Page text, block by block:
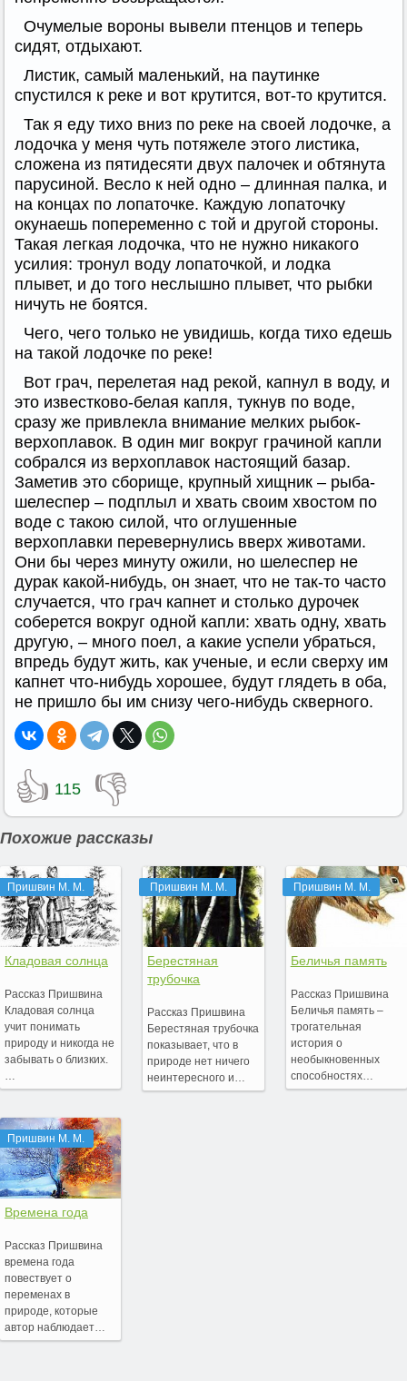
Очумелые вороны вывели птенцов и теперь
сидят, отдыхают.
Листик, самый маленький, на паутинке
спустился к реке и вот крутится, вот-то крутится.
Так я еду тихо вниз по реке на своей лодочке, а
лодочка у меня чуть потяжеле этого листика,
сложена из пятидесяти двух палочек и обтянута
парусиной. Весло к ней одно – длинная палка, и
на концах по лопаточке. Каждую лопаточку
окунаешь попеременно с той и другой стороны.
Такая легкая лодочка, что не нужно никакого
усилия: тронул воду лопаточкой, и лодка
плывет, и до того неслышно плывет, что рыбки
ничуть не боятся.
Чего, чего только не увидишь, когда тихо едешь
на такой лодочке по реке!
Вот грач, перелетая над рекой, капнул в воду, и
это известково-белая капля, тукнув по воде,
сразу же привлекла внимание мелких рыбок-
верхоплавок. В один миг вокруг грачиной капли
собрался из верхоплавок настоящий базар.
Заметив это сборище, крупный хищник – рыба-
шелеспер – подплыл и хвать своим хвостом по
воде с такою силой, что оглушенные
верхоплавки перевернулись вверх животами.
Они бы через минуту ожили, но шелеспер не
дурак какой-нибудь, он знает, что не так-то часто
случается, что грач капнет и столько дурочек
соберется вокруг одной капли: хвать одну, хвать
другую, – много поел, а какие успели убраться,
впредь будут жить, как ученые, и если сверху им
капнет что-нибудь хорошее, будут глядеть в оба,
не пришло бы им снизу чего-нибудь скверного.
👍 115 👎
Похожие рассказы
Пришвин М. М.
Кладовая солнца
Рассказ Пришвина
Кладовая солнца
учит понимать
природу и никогда не
забывать о близких.
…
Пришвин М. М.
Времена года
Рассказ Пришвина
времена года
повествует о
переменах в
природе, которые
автор наблюдает…
Пришвин М. М.
Берестяная
трубочка
Рассказ Пришвина
Берестяная трубочка
показывает, что в
природе нет ничего
неинтересного и…
Пришвин М. М.
Беличья память
Рассказ Пришвина
Беличья память –
трогательная
история о
необыкновенных
способностях…